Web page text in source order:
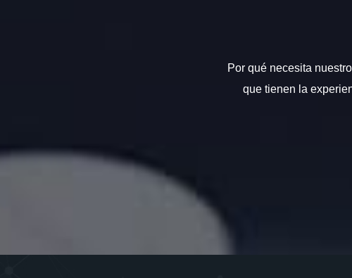
Por qué necesita
que tienen la